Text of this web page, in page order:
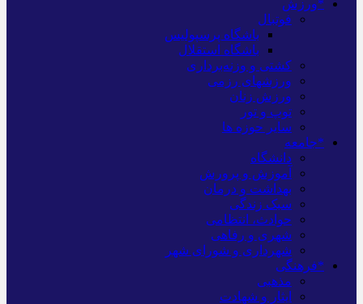
*ورزش
فوتبال
باشگاه پرسپولیس
باشگاه استقلال
کشتی و وزنه‌برداری
ورزشهای رزمی
ورزش زنان
توپ و تور
سایر حوزه ها
*جامعه
دانشگاه
آموزش و پرورش
بهداشت و درمان
سبک زندگی
حوادث، انتظامی
شهری و رفاهی
شهرداری و شورای شهر
*فرهنگی
مذهبی
ایثار و شهادت